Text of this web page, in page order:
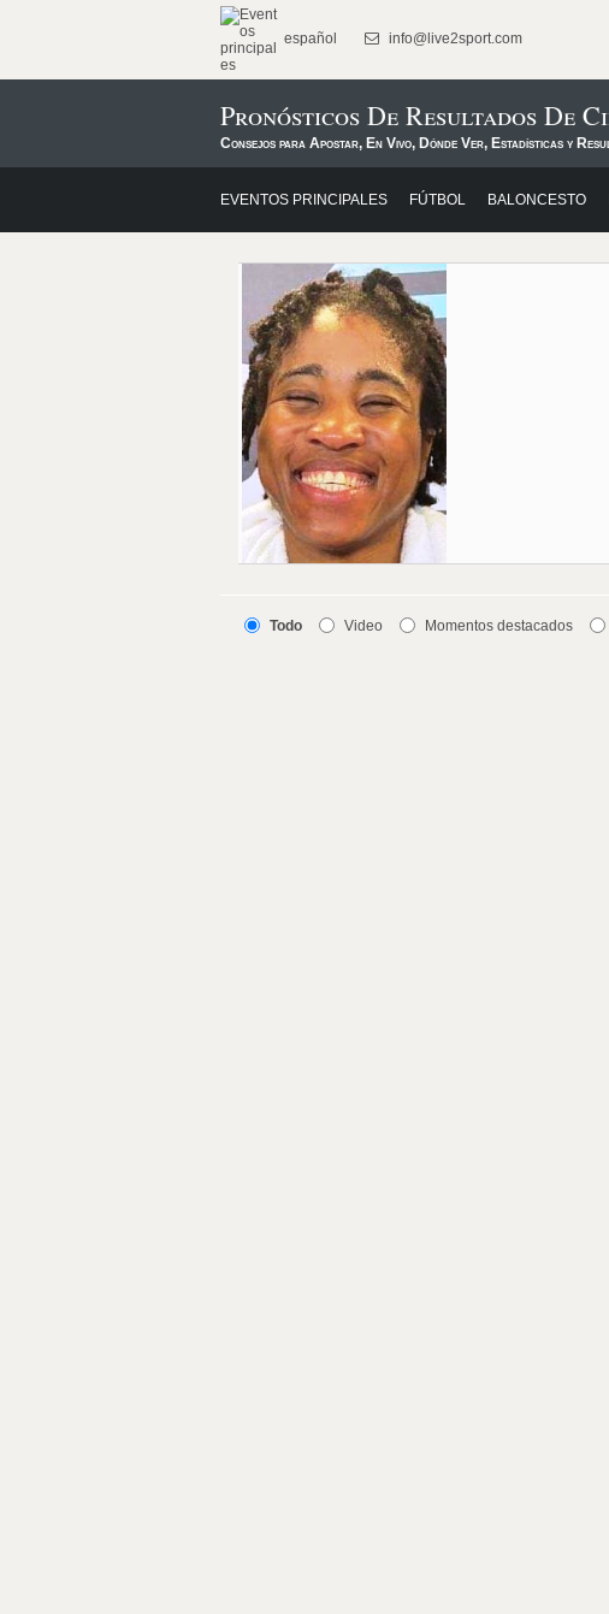
español info@live2sport.com
Pronósticos De Resultados De
Consejos para Apostar, En Vivo, Dónde Ver, Estadísticas y
EVENTOS PRINCIPALES FÚTBOL BALONCESTO
Todo Video Momentos destacados